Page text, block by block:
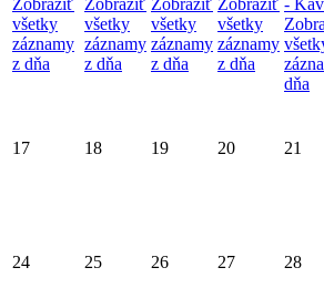
Zobraziť
všetky
záznamy
z dňa
Zobraziť
všetky
záznamy
z dňa
Zobraziť
všetky
záznamy
z dňa
Zobraziť
všetky
záznamy
z dňa
-
dňa
17 18 19 20 21
24 25 26 27 28